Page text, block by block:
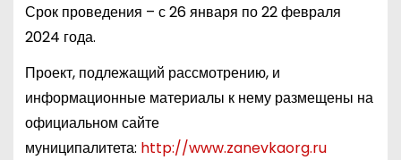
Срок проведения – с 26 января по 22 февраля
2024 года.
Проект, подлежащий рассмотрению, и
информационные материалы к нему размещены на
официальном сайте
муниципалитета: http://www.zanevkaorg.ru